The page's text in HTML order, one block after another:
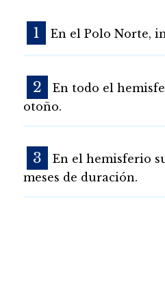
En el Polo Norte,
En todo el
otoño.
En el hemisferio
meses de duración.